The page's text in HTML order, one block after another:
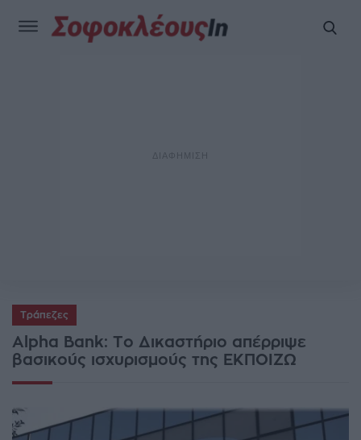
Τράπεζες
Alpha Bank: Το Δικαστήριο απέρριψε
βασικούς ισχυρισμούς της ΕΚΠΟΙΖΩ